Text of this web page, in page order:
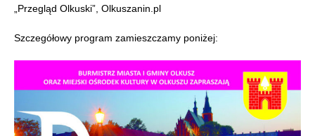
„Przegląd Olkuski”, Olkuszanin.pl
Szczegółowy program zamieszczamy poniżej: